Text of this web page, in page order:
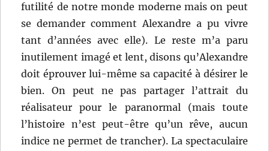
futilité de notre monde moderne mais on peut
se demander comment Alexandre a pu vivre
tant d’années avec elle). Le reste m’a paru
inutilement imagé et lent, disons qu’Alexandre
doit éprouver lui-même sa capacité à désirer le
bien. On peut ne pas partager l’attrait du
réalisateur pour le paranormal (mais toute
l’histoire n’est peut-être qu’un rêve, aucun
indice ne permet de trancher). La spectaculaire